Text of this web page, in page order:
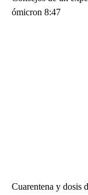
ómicron 8:47
Cuarentena y dosis